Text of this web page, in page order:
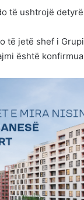
të ushtrojë
të jetë shef i
është